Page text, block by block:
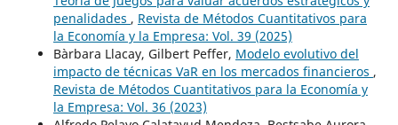
penalidades , Revista de Métodos Cuantitativos para
la Economía y la Empresa: Vol. 39 (2025)
Bàrbara Llacay, Gilbert Peffer, Modelo evolutivo del
impacto de técnicas VaR en los mercados financieros ,
Revista de Métodos Cuantitativos para la Economía y
la Empresa: Vol. 36 (2023)